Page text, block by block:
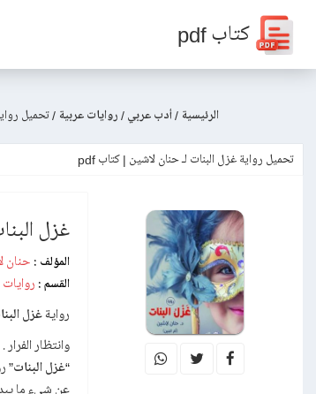
كتاب pdf
الرئيسية /أدب عربي / روايات عربية /تحميل
تحميل رواية غزل البنات لـ حنان لاشين | كتاب pdf
غزل
المؤلف : حنان
القسم :
روايةغزل
وانتظار الفرار .
“غزل البنات”
عن شيء ما